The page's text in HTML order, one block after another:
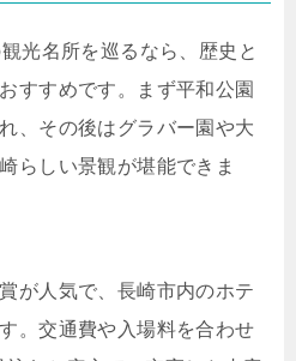
光名所を巡るなら、歴史と
すすめです。まず平和公園
、その後はグラバー園や大
らしい景観が堪能できま
が人気で、長崎市内のホテ
。交通費や入場料を合わせ